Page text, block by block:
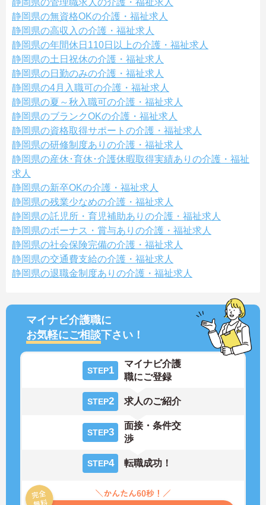
静岡県の無資格OKの介護・福祉求人
静岡県の高収入の介護・福祉求人
静岡県の年間休日110日以上の介護・福祉求人
静岡県の土日祝休の介護・福祉求人
静岡県の日勤のみの介護・福祉求人
静岡県の4月入職可の介護・福祉求人
静岡県の夏～秋入職可の介護・福祉求人
静岡県のブランクOKの介護・福祉求人
静岡県の資格取得サポートの介護・福祉求人
静岡県の研修制度ありの介護・福祉求人
静岡県の産休･育休･介護休暇取得実績ありの介護・福祉
求人
静岡県の新卒OKの介護・福祉求人
静岡県の残業少なめの介護・福祉求人
静岡県の託児所・育児補助ありの介護・福祉求人
静岡県のボーナス・賞与ありの介護・福祉求人
静岡県の社会保険完備の介護・福祉求人
静岡県の交通費支給の介護・福祉求人
静岡県の退職金制度ありの介護・福祉求人
マイナビ介護職に
お気軽にご相談下さい！
STEP1
マイナビ介護
職にご登録
STEP2 求人のご紹介
STEP3
面接・条件交
渉
STEP4 転職成功！